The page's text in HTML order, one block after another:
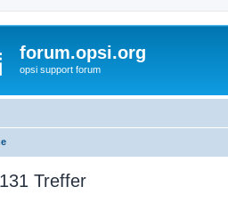
forum.opsi.org
opsi support forum
Treffer